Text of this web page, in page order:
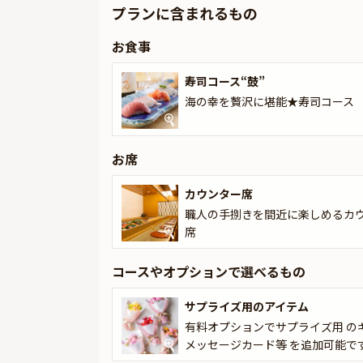
★Anny限定★
メッセージカードは着席時に、花束やギフトは
ください。
プランに含まれるもの
お食事
寿司コース“鼓”
海の幸を贅沢に堪能★寿司コース
お席
カウンター席
職人の手捌きを間近に楽しめるカ
席
コースやオプションで選べるもの
サプライズ用のアイテム
有料オプションでサプライズ用 の
メッセージカード等 を追加可能で